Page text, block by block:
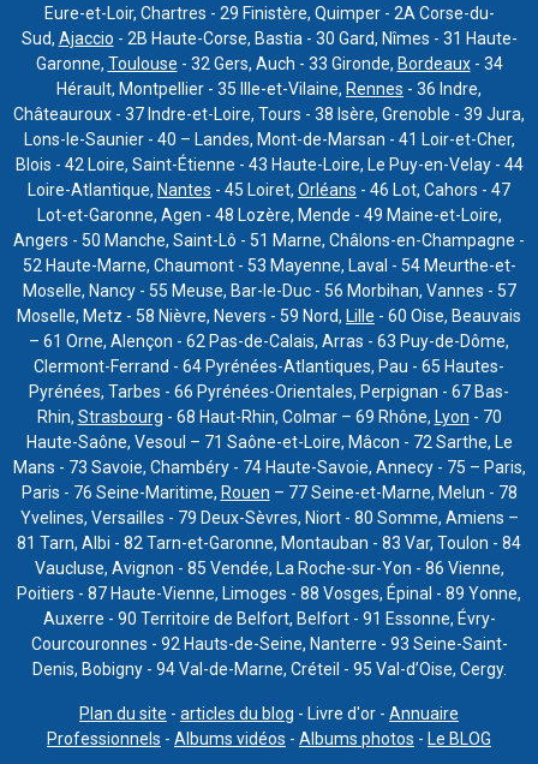
Eure-et-Loir, Chartres - 29 Finistère, Quimper - 2A Corse-du-
Sud, Ajaccio - 2B Haute-Corse, Bastia - 30 Gard, Nîmes - 31 Haute-
Garonne, Toulouse - 32 Gers, Auch - 33 Gironde, Bordeaux- 34
Hérault, Montpellier - 35 Ille-et-Vilaine, Rennes - 36 Indre,
Châteauroux - 37 Indre-et-Loire, Tours - 38 Isère, Grenoble - 39 Jura,
Lons-le-Saunier - 40 – Landes, Mont-de-Marsan - 41 Loir-et-Cher,
Blois - 42 Loire, Saint-Étienne - 43 Haute-Loire, Le Puy-en-Velay - 44
Loire-Atlantique, Nantes - 45 Loiret, Orléans - 46 Lot, Cahors - 47
Lot-et-Garonne, Agen - 48 Lozère, Mende - 49 Maine-et-Loire,
Angers - 50 Manche, Saint-Lô - 51 Marne, Châlons-en-Champagne -
52 Haute-Marne, Chaumont - 53 Mayenne, Laval - 54 Meurthe-et-
Moselle, Nancy - 55 Meuse, Bar-le-Duc - 56 Morbihan, Vannes - 57
Moselle, Metz - 58 Nièvre, Nevers - 59 Nord, Lille - 60 Oise, Beauvais
– 61 Orne, Alençon - 62 Pas-de-Calais, Arras - 63 Puy-de-Dôme,
Clermont-Ferrand - 64 Pyrénées-Atlantiques, Pau - 65 Hautes-
Pyrénées, Tarbes - 66 Pyrénées-Orientales, Perpignan - 67 Bas-
Rhin, Strasbourg - 68 Haut-Rhin, Colmar – 69 Rhône, Lyon - 70
Haute-Saône, Vesoul – 71 Saône-et-Loire, Mâcon - 72 Sarthe, Le
Mans - 73 Savoie, Chambéry - 74 Haute-Savoie, Annecy - 75 – Paris,
Paris - 76 Seine-Maritime, Rouen – 77 Seine-et-Marne, Melun - 78
Yvelines, Versailles - 79 Deux-Sèvres, Niort - 80 Somme, Amiens –
81 Tarn, Albi - 82 Tarn-et-Garonne, Montauban - 83 Var, Toulon - 84
Vaucluse, Avignon - 85 Vendée, La Roche-sur-Yon - 86 Vienne,
Poitiers - 87 Haute-Vienne, Limoges - 88 Vosges, Épinal - 89 Yonne,
Auxerre - 90 Territoire de Belfort, Belfort - 91 Essonne, Évry-
Courcouronnes - 92 Hauts-de-Seine, Nanterre - 93 Seine-Saint-
Denis, Bobigny - 94 Val-de-Marne, Créteil - 95 Val-d’Oise, Cergy.
Plan du site - articles du blog - Livre d'or - Annuaire
Professionnels - Albums vidéos - Albums photos - Le BLOG